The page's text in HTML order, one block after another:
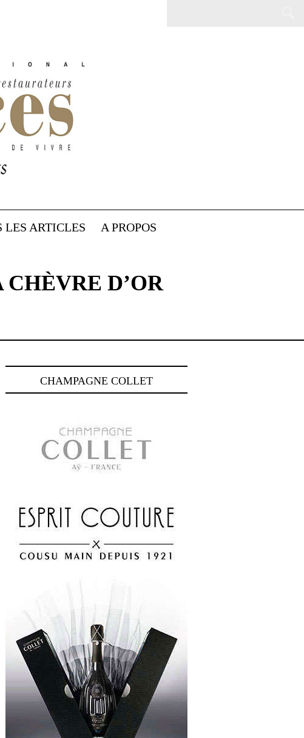
LES ARTICLES A PROPOS
D’OR
CHAMPAGNE COLLET